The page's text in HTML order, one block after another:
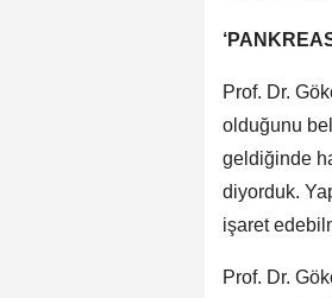
Prof. Dr.
olduğunu
geldiğinde
diyorduk.
işaret
Prof. Dr.